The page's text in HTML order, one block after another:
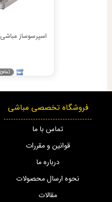
اسپرسوساز مباشی ME-ECM2033
فروشگاه تخصصی مباشی
تماس با ما
قوانین و مقررات
درباره ما
نحوه ارسال محصولات
مقالات